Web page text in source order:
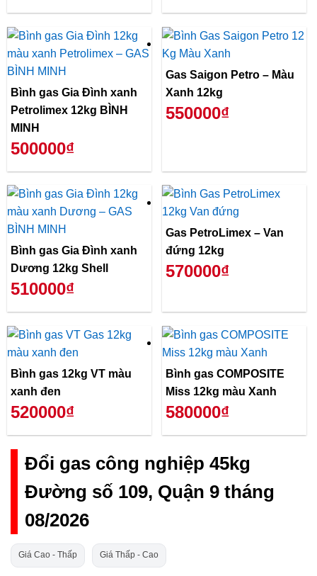
Bình gas Gia Đình xanh
Petrolimex 12kg BÌNH
MINH
500000₫
Gas Saigon Petro – Màu
Xanh 12kg
550000₫
Bình gas Gia Đình xanh
Dương 12kg Shell
510000₫
Gas PetroLimex – Van
đứng 12kg
570000₫
Bình gas 12kg VT màu
xanh đen
520000₫
Bình gas COMPOSITE
Miss 12kg màu Xanh
580000₫
Đổi gas công nghiệp 45kg
Đường số 109, Quận 9 tháng
08/2026
Giá Cao - Thấp Giá Thấp - Cao